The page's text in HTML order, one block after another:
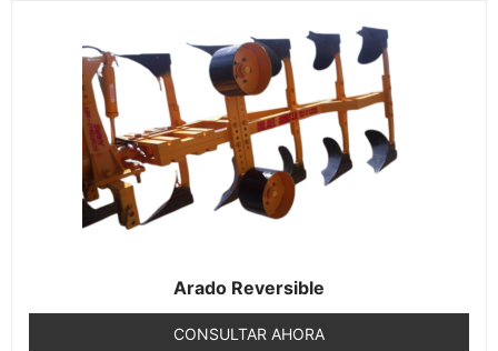
Arado Reversible
CONSULTAR AHORA